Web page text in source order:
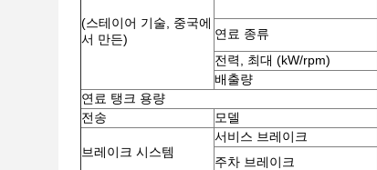
(스테이어 기술, 중국에
서 만든)
연료 종류
전력, 최대 (kW/rpm)
배출량
연료 탱크 용량
전송
모델
브레이크 시스템
서비스 브레이크
주차 브레이크